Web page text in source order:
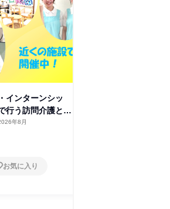
インターンシッ
行う訪問介護と
年8月
お気に入り